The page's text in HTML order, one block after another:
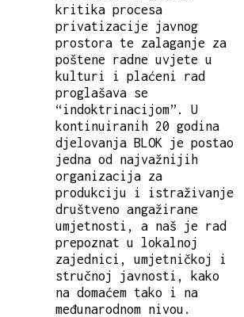
kritika procesa
privatizacije javnog
prostora te zalaganje za
poštene radne uvjete u
kulturi i plaćeni rad
proglašava se
“indoktrinacijom”. U
kontinuiranih 20 godina
djelovanja BLOK je postao
jedna od najvažnijih
organizacija za
produkciju i istraživanje
društveno angažirane
umjetnosti, a naš je rad
prepoznat u lokalnoj
zajednici, umjetničkoj i
stručnoj javnosti, kako
na domaćem tako i na
međunarodnom nivou.